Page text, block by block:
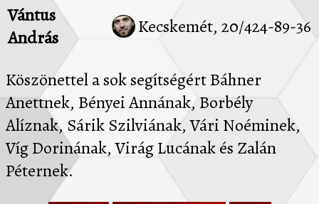
Vántus
András
Kecskemét, 20/424-89-36
Köszönettel a sok segítségért Báhner
Anettnek, Bényei Annának, Borbély
Alíznak, Sárik Szilviának, Vári Noéminek,
Víg Dorinának, Virág Lucának és Zalán
Péternek.